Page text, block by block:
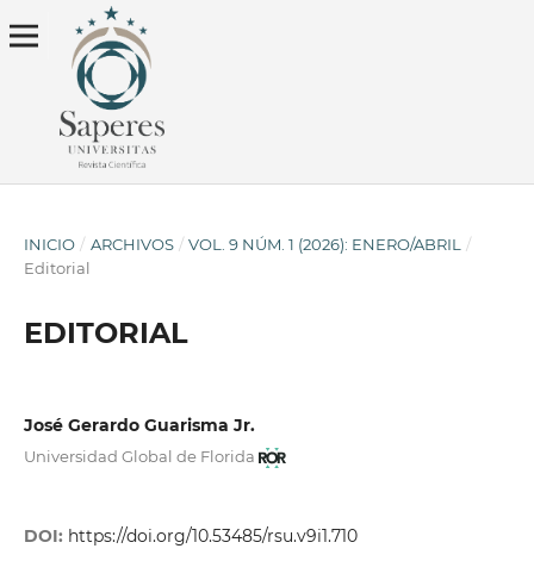
INICIO / ARCHIVOS / VOL. 9 NÚM. 1 (2026): ENERO/ABRIL
/
Editorial
EDITORIAL
José Gerardo Guarisma Jr.
Universidad Global de Florida
DOI: https://doi.org/10.53485/rsu.v9i1.710